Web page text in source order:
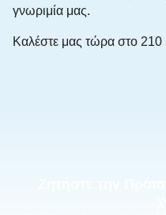
γνωριμία μας.
Καλέστε μας τώρα στο